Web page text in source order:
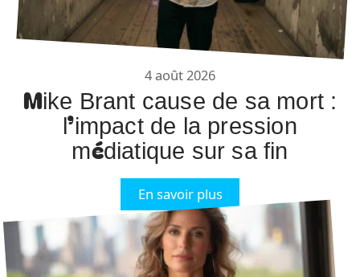
4 août 2026
Mike Brant cause de sa mort :
l’impact de la pression
médiatique sur sa fin
En savoir plus